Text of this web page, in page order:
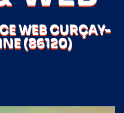
WEB CURÇAY-
(86120)